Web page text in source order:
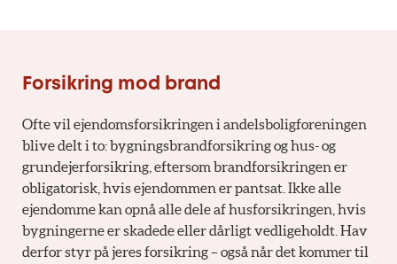
Forsikring mod brand
Ofte vil ejendomsforsikringen i andelsboligforeningen
blive delt i to: bygningsbrandforsikring og hus- og
grundejerforsikring, eftersom brandforsikringen er
obligatorisk, hvis ejendommen er pantsat. Ikke alle
ejendomme kan opnå alle dele af husforsikringen, hvis
bygningerne er skadede eller dårligt vedligeholdt. Hav
derfor styr på jeres forsikring – også når det kommer til